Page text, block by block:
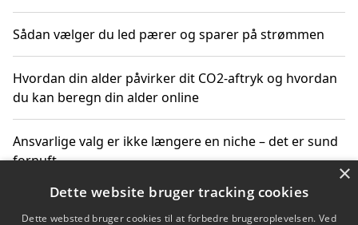
Sådan vælger du led pærer og sparer på strømmen
Hvordan din alder påvirker dit CO2-aftryk og hvordan
du kan beregn din alder online
Ansvarlige valg er ikke længere en niche – det er sund
fornuft
Sådan kan du handle bæredygtigt og bestil med
×
Dette website bruger tracking cookies
Dette websted bruger cookies til at forbedre brugeroplevelsen. Ved